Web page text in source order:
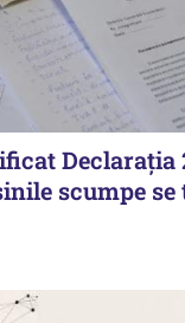
Declarația
scumpe